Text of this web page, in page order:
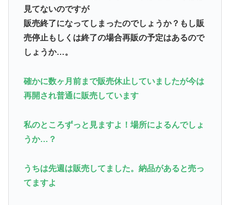
見てないのですが
販売終了になってしまったのでしょうか？もし販
売停止もしくは終了の場合再販の予定はあるので
しょうか…。
確かに数ヶ月前まで販売休止していましたが今は
再開され普通に販売しています
私のところずっと見ますよ！場所によるんでしょ
うか…？
うちは先週は販売してました。納品があると売っ
てますよ